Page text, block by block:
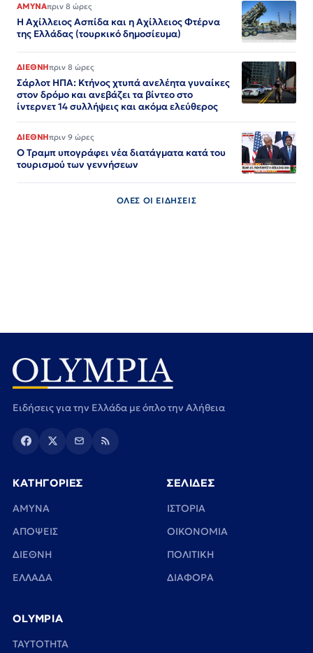
ΑΜΥΝΑπριν 8 ώρες
Η Αχίλλειος Ασπίδα και η Αχίλλειος Φτέρνα
της Ελλάδας (τουρκικό δημοσίευμα)
ΔΙΕΘΝΗπριν 8 ώρες
Σάρλοτ ΗΠΑ: Κτήνος χτυπά ανελέητα γυναίκες
στον δρόμο και ανεβάζει τα βίντεο στο
ίντερνετ 14 συλλήψεις και ακόμα ελεύθερος​​​​​​​​​​​​​​​​​​​​​​​​​​​​​​​​​​​​​​​​​​​​​​​​​​
ΔΙΕΘΝΗπριν 9 ώρες
Ο Τραμπ υπογράφει νέα διατάγματα κατά του
τουρισμού των γεννήσεων
ΟΛΕΣ ΟΙ ΕΙΔΗΣΕΙΣ
Ειδήσεις για την Ελλάδα με όπλο την Αλήθεια
ΚΑΤΗΓΟΡΙΕΣ
ΑΜΥΝΑ
ΑΠΟΨΕΙΣ
ΔΙΕΘΝΗ
ΕΛΛΑΔΑ
ΣΕΛΙΔΕΣ
ΙΣΤΟΡΙΑ
ΟΙΚΟΝΟΜΙΑ
ΠΟΛΙΤΙΚΗ
ΔΙΑΦΟΡΑ
OLYMPIA
TAYTOTHTA